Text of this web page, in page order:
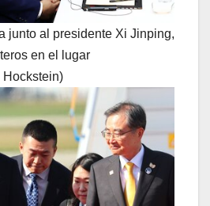
junto al presidente Xi Jinping,
en el lugar